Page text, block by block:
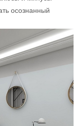
осознанный